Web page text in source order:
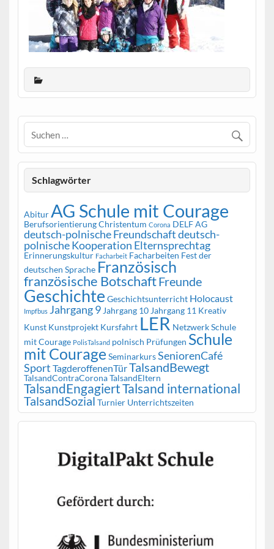
Schlagwörter
Abitur AG Schule mit Courage
BerufsorientierungChristentum Corona DELF AG
deutsch-polnische Freundschaftdeutsch-
polnische Kooperation Elternsprechtag
Erinnerungskultur Facharbeit Facharbeiten Fest der
deutschen Sprache Französisch
französische BotschaftFreunde
Geschichte Geschichtsunterricht Holocaust
Impfbus Jahrgang 9 Jahrgang 10 Jahrgang 11 Kreativ
Kunst Kunstprojekt Kursfahrt LER Netzwerk Schule
mit Courage PolisTalsand polnisch Prüfungen Schule
mit Courage SeminarkursSeniorenCafé
Sport TagderoffenenTürTalsandBewegt
TalsandContraCoronaTalsandEltern
TalsandEngagiertTalsand international
TalsandSozial Turnier Unterrichtszeiten